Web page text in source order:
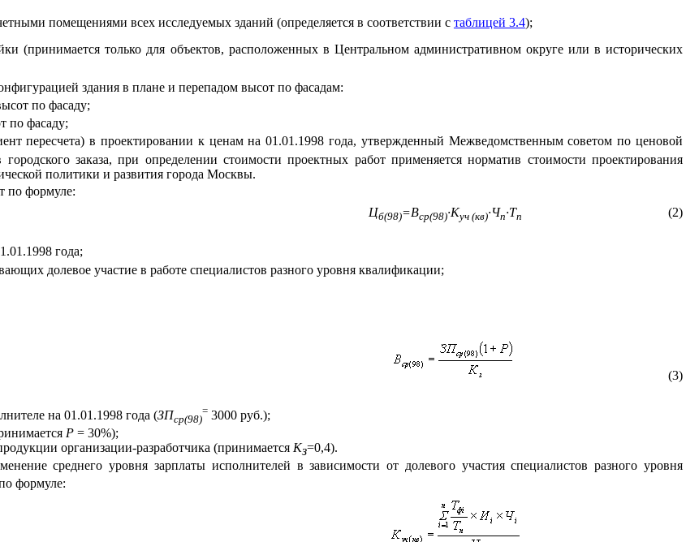
помещениями всех исследуемых зданий (определяется в соответствии с таблицей 3.4);
(принимается только для объектов, расположенных в Центральном административном округе или в исторических
здания в плане и перепадом высот по фасадам:
по фасаду;
по фасаду;
пересчета) в проектировании к ценам на 01.01.1998 года, утвержденный Межведомственным советом по ценовой
заказа, при определении стоимости проектных работ применяется норматив стоимости проектирования
политики и развития города Москвы.
по формуле:
Цб(98)=Вср(98)·Куч (кв)·Чп·Тп (2)
года;
долевое участие в работе специалистов разного уровня квалификации;
(3)
на 01.01.1998 года (ЗПср(98)
=3000 руб.);
Р= 30%);
организации-разработчика (принимается Kз=0,4).
среднего уровня зарплаты исполнителей в зависимости от долевого участия специалистов разного уровня
формуле: